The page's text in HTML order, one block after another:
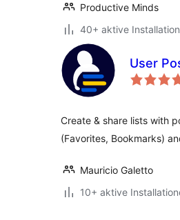
Productive Minds
40+ aktive
User
Create & share lists with
(Favorites, Bookmarks)
Mauricio Galetto
10+ aktive